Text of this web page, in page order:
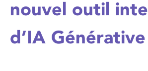
nouvel outil
d’IA Générative